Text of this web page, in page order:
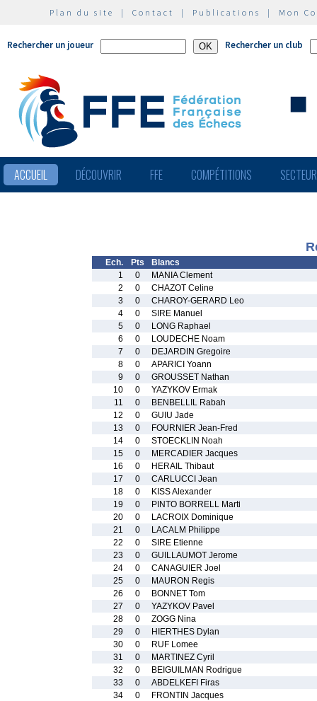
Plan du site | Contact | Publications | Mon
Rechercher un joueur Rechercher un club
ACCUEIL DÉCOUVRIR FFE COMPÉTITIONS
Ech. Pts
Blancs
1
0
MANIA Clement
2
0
CHAZOT Celine
3
0
CHAROY-GERARD Leo
4
0
SIRE Manuel
5
0
LONG Raphael
6
0
LOUDECHE Noam
7
0
DEJARDIN Gregoire
8
0
APARICI Yoann
9
0
GROUSSET Nathan
10
0
YAZYKOV Ermak
11
0
BENBELLIL Rabah
12
0
GUIU Jade
13
0
FOURNIER Jean-Fred
14
0
STOECKLIN Noah
15
0
MERCADIER Jacques
16
0
HERAIL Thibaut
17
0
CARLUCCI Jean
18
0
KISS Alexander
19
0
PINTO BORRELL Marti
20
0
LACROIX Dominique
21
0
LACALM Philippe
22
0
SIRE Etienne
23
0
GUILLAUMOT Jerome
24
0
CANAGUIER Joel
25
0
MAURON Regis
26
0
BONNET Tom
27
0
YAZYKOV Pavel
28
0
ZOGG Nina
29
0
HIERTHES Dylan
30
0
RUF Lomee
31
0
MARTINEZ Cyril
32
0
BEIGUILMAN Rodrigue
33
0
ABDELKEFI Firas
34
0
FRONTIN Jacques